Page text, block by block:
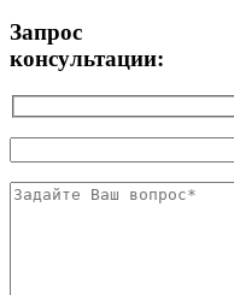
Запрос
консультации: